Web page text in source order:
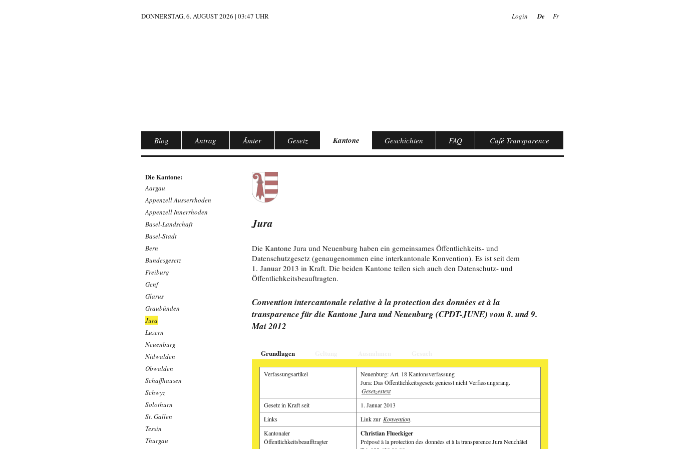
DONNERSTAG, 6. AUGUST 2026 | 03:47 UHR Login De Fr
Blog Antrag Ämter Gesetz Kantone Geschichten FAQ Café Transparence
Die Kantone:
Aargau
Appenzell Ausserrhoden
Appenzell Innerrhoden
Basel-Landschaft
Basel-Stadt
Bern
Bundesgesetz
Freiburg
Genf
Glarus
Graubünden
Jura
Luzern
Neuenburg
Nidwalden
Obwalden
Schaffhausen
Schwyz
Solothurn
St. Gallen
Tessin
Thurgau
Jura
Die Kantone Jura und Neuenburg haben ein gemeinsames Öffentlichkeits- und
Datenschutzgesetz (genaugenommen eine interkantonale Konvention). Es ist seit dem
1. Januar 2013 in Kraft. Die beiden Kantone teilen sich auch den Datenschutz- und
Öffentlichkeitsbeauftragten.
Convention intercantonale relative à la protection des données et à la
transparence für die Kantone Jura und Neuenburg (CPDT-JUNE) vom 8. und 9.
Mai 2012
Grundlagen
Verfassungsartikel
Neuenburg: Art. 18 Kantonsverfassung
Jura: Das Öffentlichkeitsgesetz geniesst nicht Verfassungsrang.
Gesetzestext
Gesetz in Kraft seit
1. Januar 2013
Links
Link zur Konvention.
Kantonaler
Öffentlichkeitsbeaufftragter
Christian Flueckiger
Préposé à la protection des données et à la transparence Jura Neuchâtel